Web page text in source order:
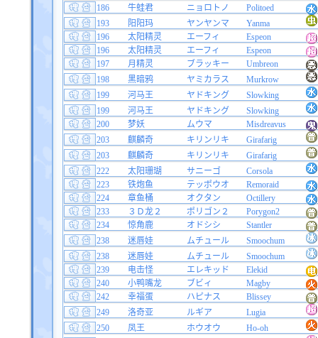
186
牛蛙君 ニョロトノ
Politoed
193
阳阳玛 ヤンヤンマ
Yanma
196
太阳精灵 エーフィ
Espeon
196
太阳精灵 エーフィ
Espeon
197
月精灵 ブラッキー
Umbreon
198
黑暗鸦 ヤミカラス
Murkrow
199
河马王 ヤドキング
Slowking
199
河马王 ヤドキング
Slowking
200
梦妖 ムウマ
Misdreavus
203
麒麟奇 キリンリキ
Girafarig
203
麒麟奇 キリンリキ
Girafarig
222
太阳珊瑚 サニーゴ
Corsola
223
铁炮鱼 テッポウオ
Remoraid
224
章鱼桶 オクタン
Octillery
233
３Ｄ龙２ ポリゴン２
Porygon2
234
惊角鹿 オドシシ
Stantler
238
迷唇娃 ムチュール
Smoochum
238
迷唇娃 ムチュール
Smoochum
239
电击怪 エレキッド
Elekid
240
小鸭嘴龙 ブビィ
Magby
242
幸福蛋 ハピナス
Blissey
249
洛奇亚 ルギア
Lugia
250
凤王 ホウオウ
Ho-oh